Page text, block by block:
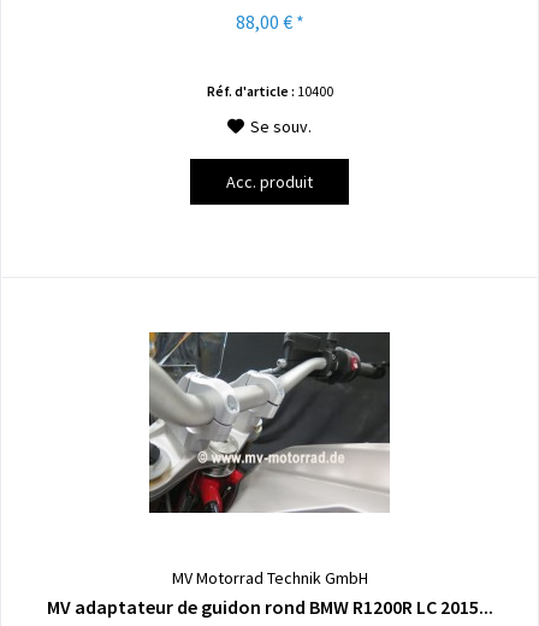
88,00 € *
Réf. d'article : 10400
Se souv.
Acc. produit
MV Motorrad Technik GmbH
MV adaptateur de guidon rond BMW R1200R LC 2015...